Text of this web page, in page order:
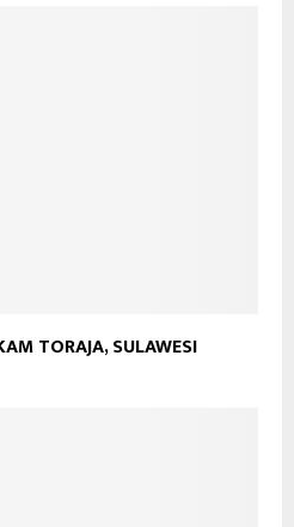
TORAJA, SULAWESI